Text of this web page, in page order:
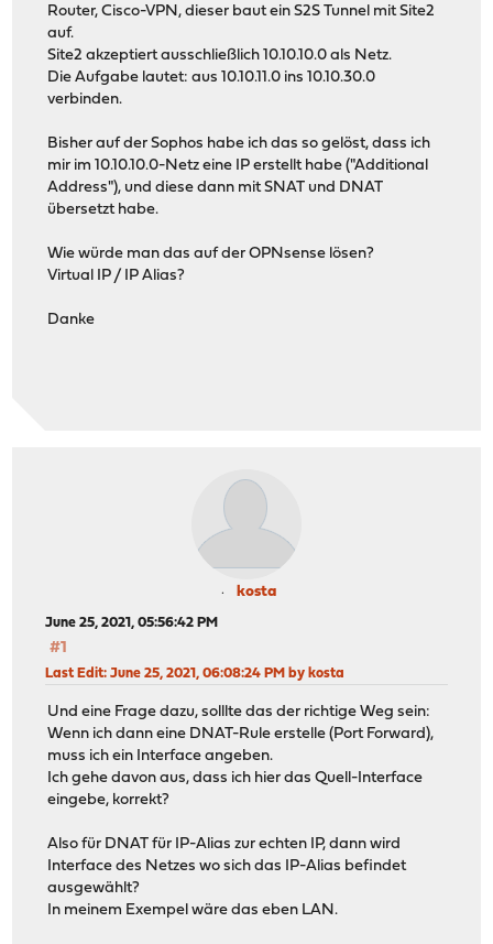
Router, Cisco-VPN, dieser baut ein S2S Tunnel mit Site2
auf.
Site2 akzeptiert ausschließlich 10.10.10.0 als Netz.
Die Aufgabe lautet: aus 10.10.11.0 ins 10.10.30.0
verbinden.
Bisher auf der Sophos habe ich das so gelöst, dass ich
mir im 10.10.10.0-Netz eine IP erstellt habe ("Additional
Address"), und diese dann mit SNAT und DNAT
übersetzt habe.
Wie würde man das auf der OPNsense lösen?
Virtual IP / IP Alias?
Danke
kosta
June 25, 2021, 05:56:42 PM
#1
Last Edit: June 25, 2021, 06:08:24 PM by kosta
Und eine Frage dazu, solllte das der richtige Weg sein:
Wenn ich dann eine DNAT-Rule erstelle (Port Forward),
muss ich ein Interface angeben.
Ich gehe davon aus, dass ich hier das Quell-Interface
eingebe, korrekt?
Also für DNAT für IP-Alias zur echten IP, dann wird
Interface des Netzes wo sich das IP-Alias befindet
ausgewählt?
In meinem Exempel wäre das eben LAN.